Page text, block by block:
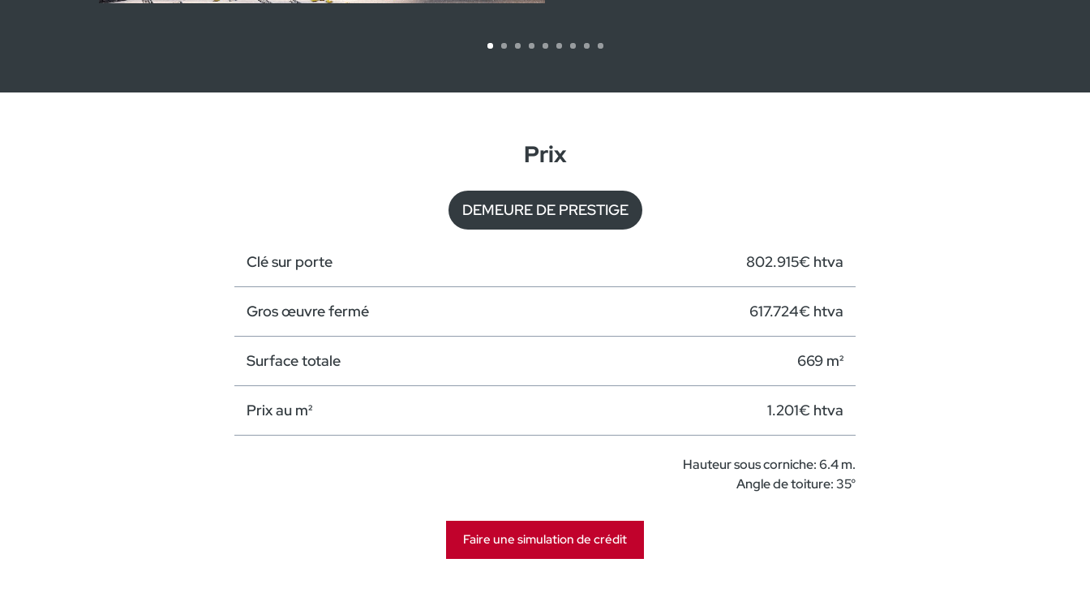
Prix
DEMEURE DE PRESTIGE
Clé sur porte 802.915€ htva
Gros œuvre fermé 617.724€ htva
Surface totale 669 m²
Prix au m² 1.201€ htva
Hauteur sous corniche: 6.4 m.
Angle de toiture: 35°
Faire une simulation de crédit